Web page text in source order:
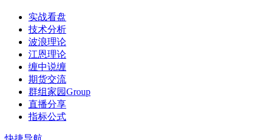
实战看盘
技术分析
波浪理论
江恩理论
缠中说缠
期货交流
群组家园Group
直播分享
指标公式